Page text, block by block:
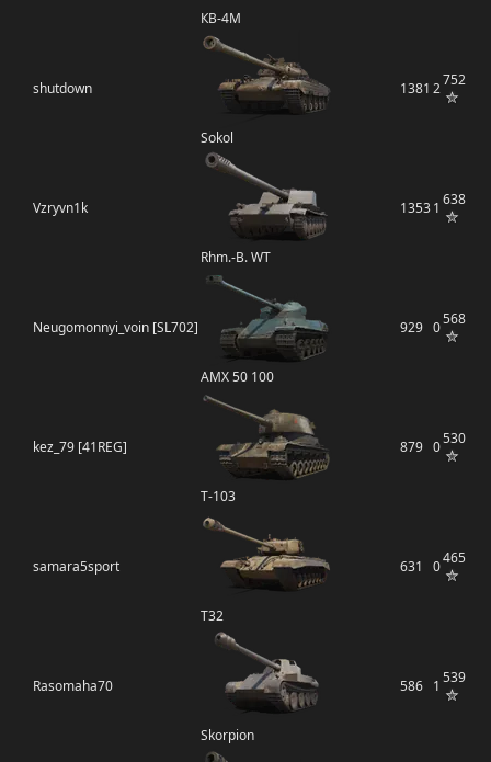
КВ-4М
shutdown
Sokol
1381 2752
Vzryvn1k
Rhm.-B. WT
13531 638
Neugomonnyi_voin [SL702]
AMX 50 100
929 0568
kez_79 [41REG]
Т-103
879 0530
samara5sport
T32
631 0465
Rasomaha70
Skorpion
586 1 539